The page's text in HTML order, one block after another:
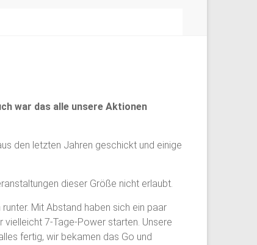
war das alle unsere Aktionen
den letzten Jahren geschickt und einige
dieser Größe nicht erlaubt.
Mit Abstand haben sich ein paar
vielleicht 7-Tage-Power starten. Unsere
fertig, wir bekamen das Go und